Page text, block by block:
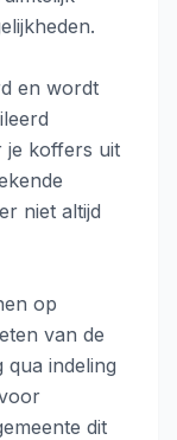
en wordt
je koffers uit
niet altijd
op
van de
indeling
dit